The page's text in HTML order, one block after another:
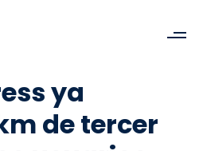
ya
de tercer